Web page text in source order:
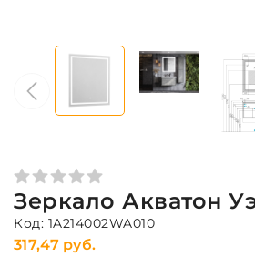
Зеркало Акватон
Код: 1A214002WA010
317,47 руб.